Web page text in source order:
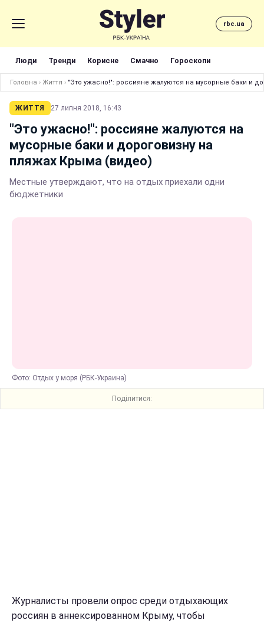
rbc.ua
Люди Тренди Корисне Смачно Гороскопи
Головна › Життя › "Это ужасно!": россияне жалуются на мусорные баки и
ЖИТТЯ 27 липня 2018, 16:43
"Это ужасно!": россияне жалуются на
мусорные баки и дороговизну на
пляжах Крыма (видео)
Местные утверждают, что на отдых приехали одни
бюджетники
Фото: Отдых у моря (РБК-Украина)
Поділитися:
Журналисты провели опрос среди отдыхающих
россиян в аннексированном Крыму, чтобы